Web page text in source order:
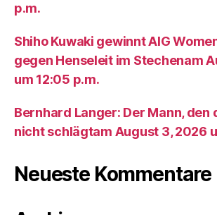
p.m.
Shiho Kuwaki gewinnt AIG
gegen Henseleit im Stechenam
um 12:05 p.m.
Bernhard Langer: Der Mann, den
nicht schlägtam August 3, 2026
Neueste Kommentare